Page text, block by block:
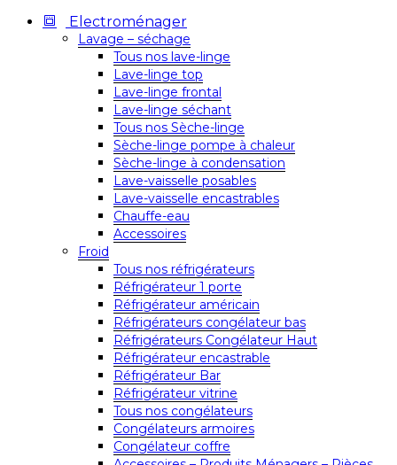
Electroménager
Lavage – séchage
Tous nos lave-linge
Lave-linge top
Lave-linge frontal
Lave-linge séchant
Tous nos Sèche-linge
Sèche-linge pompe à chaleur
Sèche-linge à condensation
Lave-vaisselle posables
Lave-vaisselle encastrables
Chauffe-eau
Accessoires
Froid
Tous nos réfrigérateurs
Réfrigérateur 1 porte
Réfrigérateur américain
Réfrigérateurs congélateur bas
Réfrigérateurs Congélateur Haut
Réfrigérateur encastrable
Réfrigérateur Bar
Réfrigérateur vitrine
Tous nos congélateurs
Congélateurs armoires
Congélateur coffre